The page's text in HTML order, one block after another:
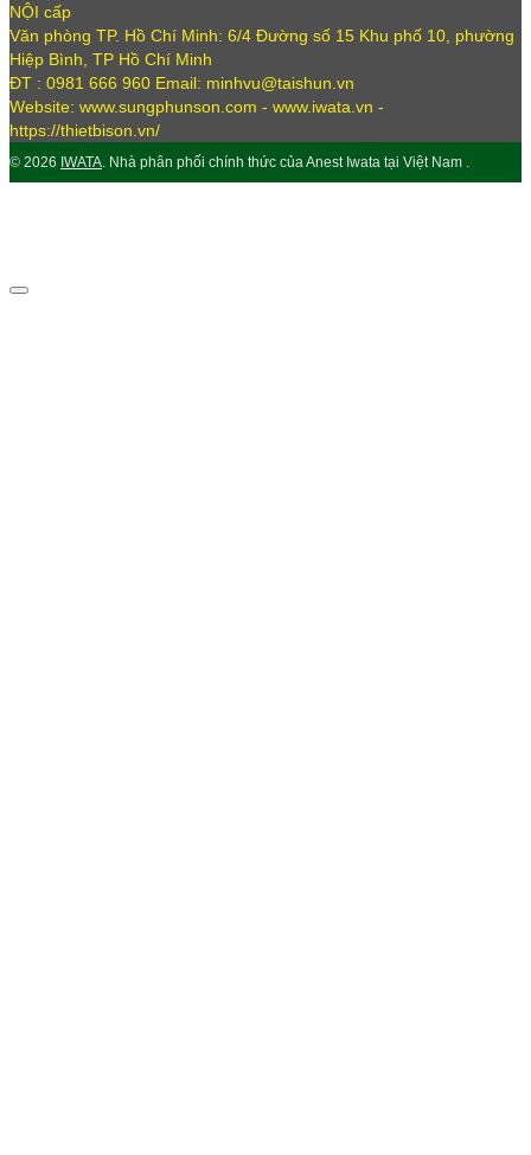
NỘI cấp
Văn phòng TP. Hồ Chí Minh: 6/4 Đường số 15 Khu phố 10, phường
Hiệp Bình, TP Hồ Chí Minh
ĐT : 0981 666 960 Email: minhvu@taishun.vn
Website: www.sungphunson.com - www.iwata.vn -
https://thietbison.vn/
© 2026 IWATA. Nhà phân phối chính thức của Anest Iwata tại Việt Nam .